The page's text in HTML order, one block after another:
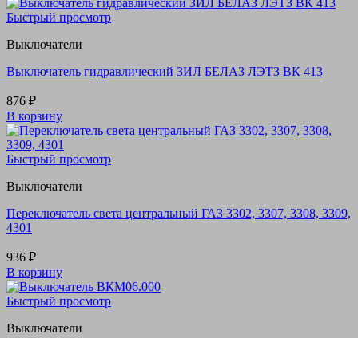
Быстрый просмотр
Выключатели
Выключатель гидравлический ЗИЛ БЕЛАЗ ЛЭТЗ ВК 413
876 ₽
В корзину
Быстрый просмотр
Выключатели
Переключатель света центральный ГАЗ 3302, 3307, 3308, 3309,
4301
936 ₽
В корзину
Быстрый просмотр
Выключатели